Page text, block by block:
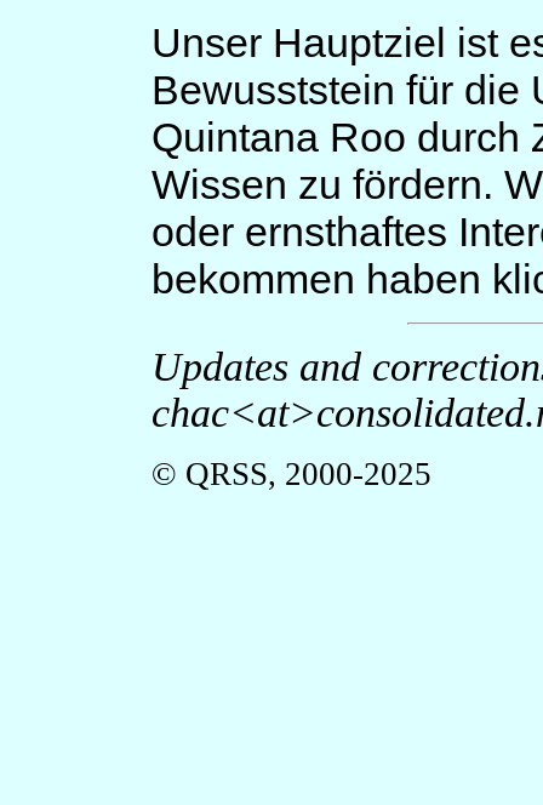
Unser Hauptziel ist
Bewusststein für die
Quintana Roo durch
Wissen zu fördern.
oder ernsthaftes
bekommen haben
Updates and
© QRSS, 2000-2025